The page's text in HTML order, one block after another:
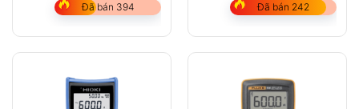
Đã bán 394 Đã bán 242